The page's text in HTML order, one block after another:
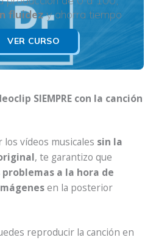
fluidezy ahorra tiempo
VER CURSO
SIEMPRE con la canción
los vídeos musicales sin la
, te garantizo que
a la hora de
en la posterior
reproducir la canción en